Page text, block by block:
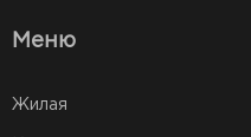
Меню
Жилая